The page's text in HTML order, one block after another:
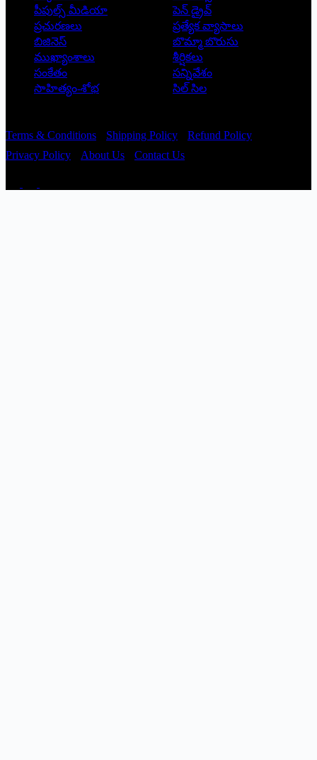
పీపుల్స్ ‌మీడియా
పెన్ డ్రైవ్
ప్రచురణలు
ప్రత్యేక వ్యాసాలు
బిజినెస్
బొమ్మా బొరుసు
ముఖ్యాంశాలు
శీర్షికలు
సంకేతం
సన్నివేశం
సాహిత్యం-శోభ
సిల్ సిల
Terms & Conditions Shipping Policy
Refund Policy
Privacy Policy
About Us Contact Us